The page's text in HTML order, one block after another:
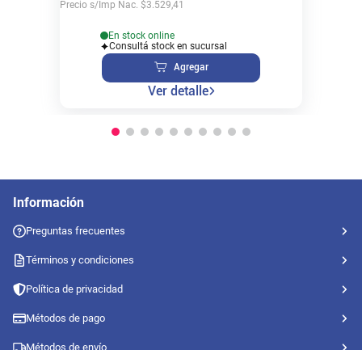
Precio s/Imp Nac. $3.529,41
En stock online
Consultá stock en sucursal
Agregar
Ver detalle
Información
Preguntas frecuentes
Términos y condiciones
Política de privacidad
Métodos de pago
Métodos de envío